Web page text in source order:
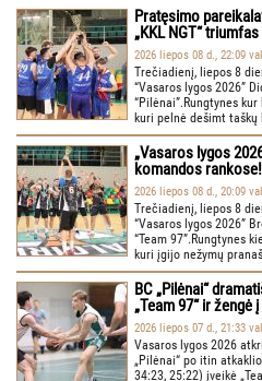
Pratęsimo
„KKL NGT“
2026 liepos 08 d., 22:09
Trečiadienį, liepos 8
“Vasaros lygos 2026”
“Pilėnai”.Rungtynes
kuri pelnė dešimt taškų
„Vasaros lygos
komandos rankose!
2026 liepos 08 d., 20:09
Trečiadienį, liepos 8
“Vasaros lygos 2026”
“Team 97”.Rungtynes
kuri įgijo nežymų
BC „Pilėnai“
„Team 97“ ir žengė
2026 liepos 07 d., 21:33
Vasaros lygos 2026
„Pilėnai“ po itin
34:23, 25:22) įveikė